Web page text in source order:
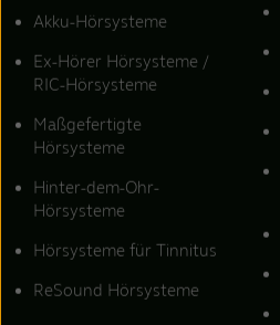
Akku-Hörsysteme
Ex-Hörer Hörsysteme /
RIC-Hörsysteme
Maßgefertigte
Hörsysteme
Hinter-dem-Ohr-
Hörsysteme
Hörsysteme für Tinnitus
ReSound Hörsysteme